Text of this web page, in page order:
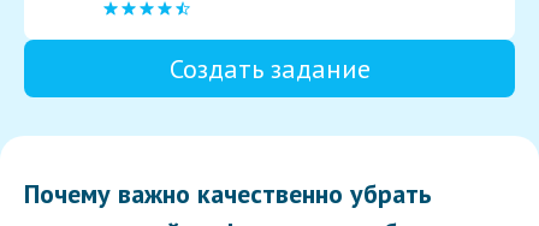
Создать задание
Почему важно качественно убрать